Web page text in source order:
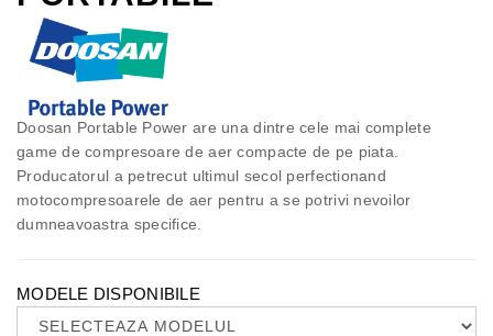
Doosan Portable Power are una dintre cele mai complete
game de compresoare de aer compacte de pe piata.
Producatorul a petrecut ultimul secol perfectionand
motocompresoarele de aer pentru a se potrivi nevoilor
dumneavoastra specifice.
MODELE DISPONIBILE